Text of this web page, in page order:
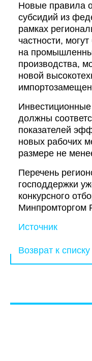
Новые правила
субсидий из
рамках
частности,
на
производства,
новой
должны
показателей
новых рабочих
размере не
Перечень
господдержки
конкурсного
Минпромторгом
Источник
Возврат к списку